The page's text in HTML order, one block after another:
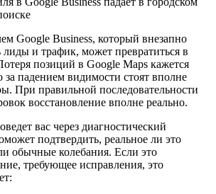
Google Business, который внезапно
лиды и трафик, может превратиться в
позиций в Google Maps кажется
за падением видимости стоят вполне
При правильной последовательности
восстановление вполне реально.
вас через диагностический
подтвердить, реальное ли это
обычные колебания. Если это
требующее исправления, это